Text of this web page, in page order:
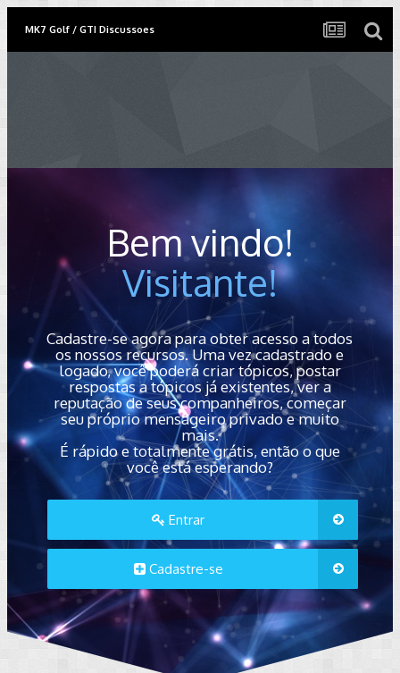
MK7 Golf / GTI Discussoes
Bem vindo!
Visitante!
Cadastre-se agora para obter acesso a todos
os nossos recursos. Uma vez cadastrado e
logado, você poderá criar tópicos, postar
respostas a tópicos já existentes, ver a
reputação de seus companheiros, começar
seu próprio mensageiro privado e muito
mais.
É rápido e totalmente grátis, então o que
você está esperando?
Entrar
Cadastre-se